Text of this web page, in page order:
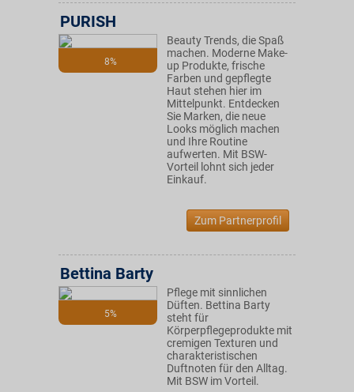
8%
PURISH
Beauty Trends, die Spaß
machen. Moderne Make-
up Produkte, frische
Farben und gepflegte
Haut stehen hier im
Mittelpunkt. Entdecken
Sie Marken, die neue
Looks möglich machen
und Ihre Routine
aufwerten. Mit BSW-
Vorteil lohnt sich jeder
Einkauf.
Zum Partnerprofil
5%
Bettina Barty
Pflege mit sinnlichen
Düften. Bettina Barty
steht für
Körperpflegeprodukte mit
cremigen Texturen und
charakteristischen
Duftnoten für den Alltag.
Mit BSW im Vorteil.